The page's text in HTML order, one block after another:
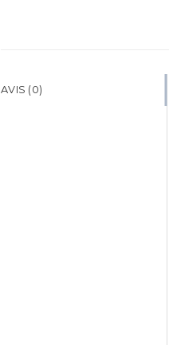
AVIS (0)